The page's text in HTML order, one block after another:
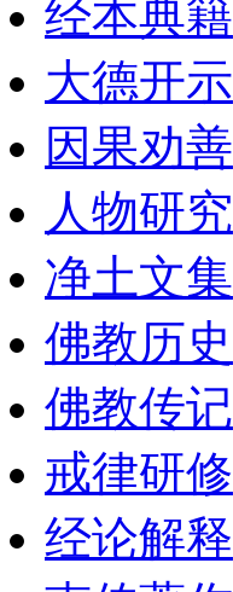
经本典籍
大德开示
因果劝善
人物研究
净土文集
佛教历史
佛教传记
戒律研修
经论解释